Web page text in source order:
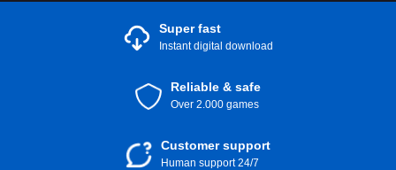
Super fast
Instant digital download
Reliable & safe
Over 2.000 games
Customer support
Human support 24/7